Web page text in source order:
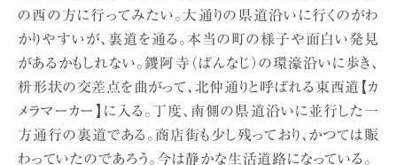
の西の方に行ってみたい。大通りの県道沿いに行くのがわ
かりやすいが、裏道を通る。本当の町の様子や面白い発見
があるかもしれない。鑁阿寺（ばんなじ）の環濠沿いに歩き、
枡形状の交差点を曲がって、北仲通りと呼ばれる東西道【カ
メラマーカー】に入る。丁度、南側の県道沿いに並行した一
方通行の裏道である。商店街も少し残っており、かつては賑
わっていたのであろう。今は静かな生活道路になっている。